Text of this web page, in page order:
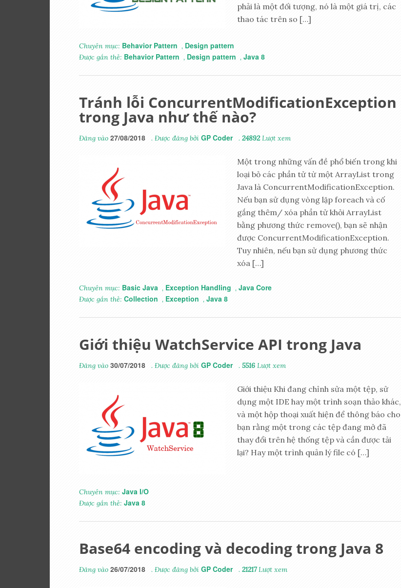
phải là một đối tượng, nó là một giá trị, các
thao tác trên so […]
Chuyên mục: Behavior Pattern , Design pattern
Được gắn thẻ: Behavior Pattern , Design pattern , Java 8
Tránh lỗi ConcurrentModificationException
trong Java như thế nào?
Đăng vào 27/08/2018 . Được đăng bởi GP Coder . 24892Lượt xem
Một trong những vấn đề phổ biến trong khi
loại bỏ các phần tử từ một ArrayList trong
Java là ConcurrentModificationException.
Nếu bạn sử dụng vòng lặp foreach và cố
gắng thêm/ xóa phần tử khỏi ArrayList
bằng phương thức remove(), bạn sẽ nhận
được ConcurrentModificationException.
Tuy nhiên, nếu bạn sử dụng phương thức
xóa […]
Chuyên mục: Basic Java , Exception Handling , Java Core
Được gắn thẻ: Collection , Exception , Java 8
Giới thiệu WatchService API trong Java
Đăng vào 30/07/2018 . Được đăng bởi GP Coder . 5516 Lượt xem
Giới thiệu Khi đang chỉnh sửa một tệp, sử
dụng một IDE hay một trình soạn thảo khác,
và một hộp thoại xuất hiện để thông báo cho
bạn rằng một trong các tệp đang mở đã
thay đổi trên hệ thống tệp và cần được tải
lại? Hay một trình quản lý file có […]
Chuyên mục: Java I/O
Được gắn thẻ: Java 8
Base64 encoding và decoding trong Java 8
Đăng vào 26/07/2018 . Được đăng bởi GP Coder . 21217Lượt xem